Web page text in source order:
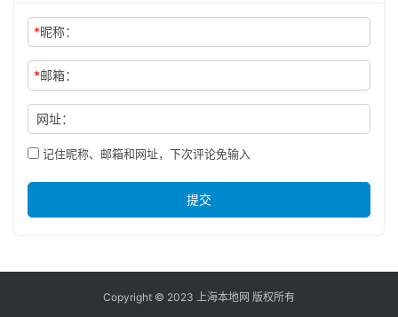
*昵称：
*邮箱：
网址：
记住昵称、邮箱和网址，下次评论免输入
提交
Copyright © 2023 上海本地网 版权所有